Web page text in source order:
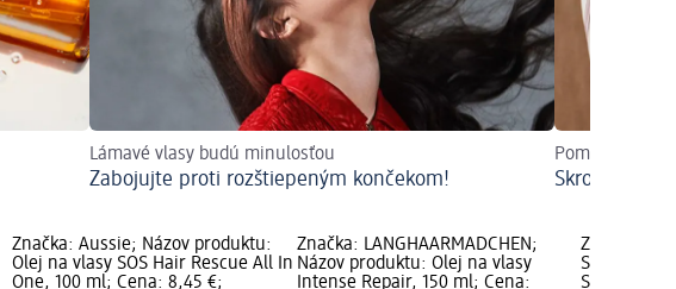
Lámavé vlasy budú minulosťou
Zabojujte proti rozštiepeným končekom!
Pomôže
Skroťte
Značka: Aussie; Názov produktu:
Olej na vlasy SOS Hair Rescue All In
One, 100 ml; Cena: 8,45 €;
Značka: LANGHAARMÄDCHEN;
Názov produktu: Olej na vlasy
Intense Repair, 150 ml; Cena:
Značka:
Suchý olej
Seed Oil,